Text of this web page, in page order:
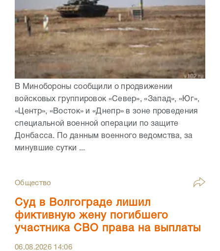
В Минобороны сообщили о продвижении
войсковых группировок «Север», «Запад», «Юг»,
«Центр», «Восток» и «Днепр» в зоне проведения
специальной военной операции по защите
Донбасса. По данным военного ведомства, за
минувшие сутки ...
Общество
Суд в Волгограде лишил
фиктивную жену погибшего
участника СВО права на выплаты
06.08.2026 14:06